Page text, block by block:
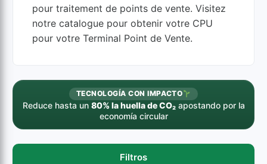
pour traitement de points de vente. Visitez
notre catalogue pour obtenir votre CPU
pour votre Terminal Point de Vente.
TECNOLOGÍA CON IMPACTO
Reduce hasta un 80% la huella de CO₂apostando por la
economía circular
Filtros